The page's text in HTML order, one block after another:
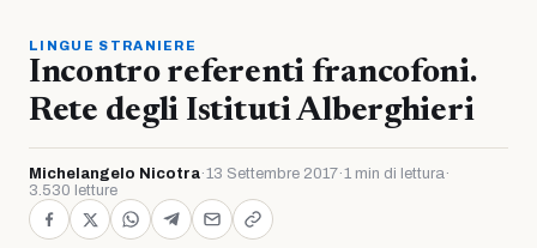
LINGUE STRANIERE
Incontro referenti francofoni.
Rete degli Istituti Alberghieri
Michelangelo Nicotra·13 Settembre 2017·1 min di lettura·
3.530 letture